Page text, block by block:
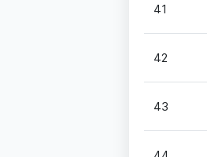
41
42
43